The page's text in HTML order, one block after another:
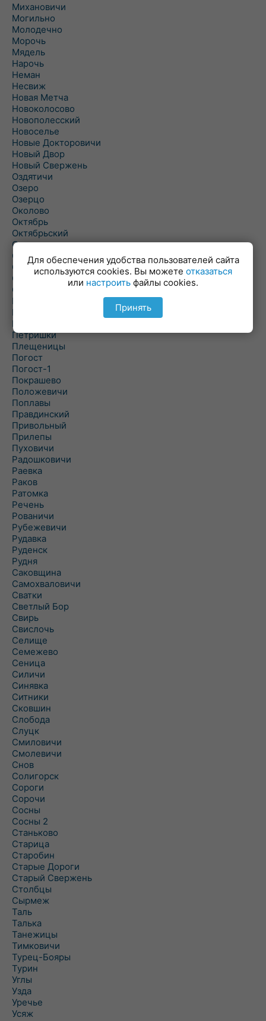
Михановичи
Могильно
Молодечно
Морочь
Мядель
Нарочь
Неман
Несвиж
Новая Метча
Новоколосово
Новополесский
Новоселье
Новые Докторовичи
Новый Двор
Новый Свержень
Оздятичи
Озеро
Озерцо
Околово
Октябрь
Октябрьский
Олехновичи
Омговичи
Оношки
Осовец
Острошицкий Городок
Пасека
Пастовичи
Першаи
Петришки
Плещеницы
Погост
Погост-1
Покрашево
Положевичи
Поплавы
Правдинский
Привольный
Прилепы
Пуховичи
Радошковичи
Раевка
Раков
Ратомка
Речень
Рованичи
Рубежевичи
Рудавка
Руденск
Рудня
Саковщина
Самохваловичи
Сватки
Светлый Бор
Свирь
Свислочь
Селище
Семежево
Сеница
Силичи
Синявка
Ситники
Сковшин
Слобода
Слуцк
Смиловичи
Смолевичи
Снов
Солигорск
Сороги
Сорочи
Сосны
Сосны 2
Станьково
Старица
Старобин
Старые Дороги
Старый Свержень
Столбцы
Сырмеж
Таль
Талька
Танежицы
Тимковичи
Турец-Бояры
Турин
Углы
Узда
Уречье
Усяж
Для обеспечения удобства пользователей сайта
используются cookies. Вы можете отказаться
или настроить файлы cookies.
Принять